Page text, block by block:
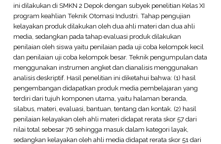
ini dilakukan di SMKN 2 Depok dengan subyek penelitian Kelas XI
program keahlian Teknik Otomasi Industri. Tahap pengujian
kelayakan produk dilakukan oleh dua ahli materi dan dua ahli
media, sedangkan pada tahap evaluasi produk dilakukan
penilaian oleh siswa yaitu penilaian pada uji coba kelompok kecil
dan penilaian uji coba kelompok besar. Teknik pengumpulan data
menggunakan instrumen angket dan dianalisis menggunakan
analisis deskriptif. Hasil penelitian ini diketahui bahwa: (1) hasil
pengembangan didapatkan produk media pembelajaran yang
terdiri dari tujuh komponen utama, yaitu halaman beranda,
silabus, materi, evaluasi, bantuan, tentang dan kontak. (2) hasil
penilaian kelayakan oleh ahli materi didapat rerata skor 57 dari
nilai total sebesar 76 sehingga masuk dalam kategori layak,
sedangkan kelayakan oleh ahli media didapat rerata skor 51 dari